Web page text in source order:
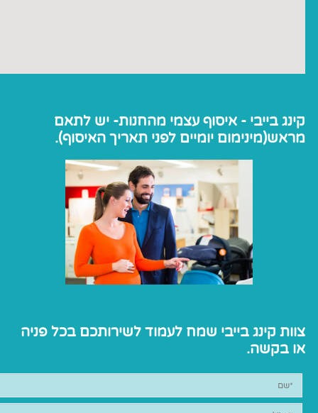
קינג בייבי - איסוף עצמי מהחנות- יש לתאם
מראש(מינימום יומיים לפני תאריך האיסוף).
צוות קינג בייבי שמח לעמוד לשירותכם בכל פניה
או בקשה.